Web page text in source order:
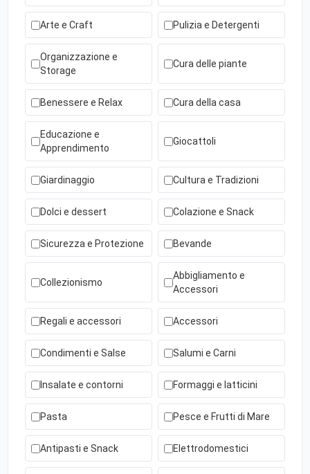
Arte e Craft Pulizia e Detergenti
Organizzazione e
Storage
Cura delle piante
Benessere e Relax Cura della casa
Educazione e
Apprendimento
Giocattoli
Giardinaggio Cultura e Tradizioni
Dolci e dessert Colazione e Snack
Sicurezza e Protezione Bevande
Collezionismo
Abbigliamento e
Accessori
Regali e accessori Accessori
Condimenti e Salse Salumi e Carni
Insalate e contorni Formaggi e latticini
Pasta Pesce e Frutti di Mare
Antipasti e Snack Elettrodomestici